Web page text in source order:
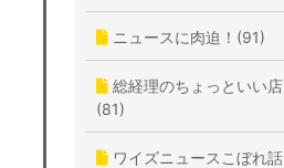
ニュースに肉迫！(91)
総経理のちょっといい店
(81)
ワイズニュースこぼれ話